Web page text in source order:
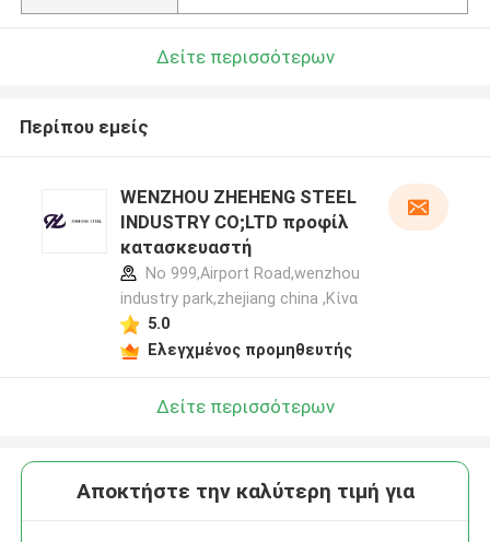
Δείτε περισσότερων
Περίπου εμείς
WENZHOU ZHEHENG STEEL
INDUSTRY CO;LTD προφίλ
κατασκευαστή
No 999,Airport Road,wenzhou
industry park,zhejiang china ,Κίνα
5.0
Ελεγχμένος προμηθευτής
Δείτε περισσότερων
Αποκτήστε την καλύτερη τιμή για